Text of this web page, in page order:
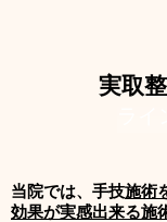
実取
当院では、手技施術
効果が実感出来る施